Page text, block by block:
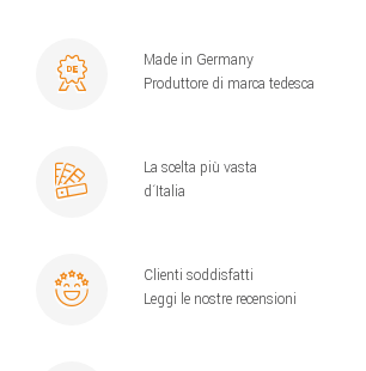
Made in Germany
Produttore di marca tedesca
La scelta più vasta
d´Italia
Clienti soddisfatti
Leggi le nostre recensioni